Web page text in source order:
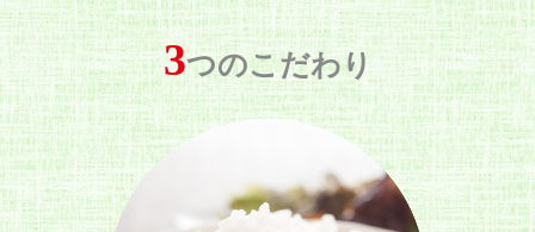
3つのこだわり